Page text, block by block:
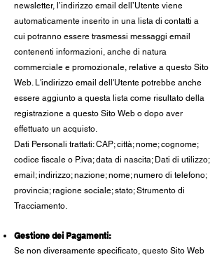
newsletter, l’indirizzo email dell’Utente viene
automaticamente inserito in una lista di contatti a
cui potranno essere trasmessi messaggi email
contenenti informazioni, anche di natura
commerciale e promozionale, relative a questo Sito
Web. L'indirizzo email dell'Utente potrebbe anche
essere aggiunto a questa lista come risultato della
registrazione a questo Sito Web o dopo aver
effettuato un acquisto.
Dati Personali trattati: CAP; città; nome; cognome;
codice fiscale o P.iva; data di nascita; Dati di utilizzo;
email; indirizzo; nazione; nome; numero di telefono;
provincia; ragione sociale; stato; Strumento di
Tracciamento.
Gestione dei Pagamenti:
Se non diversamente specificato, questo Sito Web